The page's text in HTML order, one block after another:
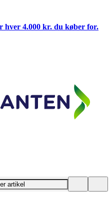
hver 4.000 kr. du køber for.